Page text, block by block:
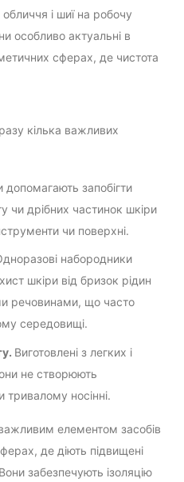
і шиї на робочу
особливо актуальні в
сферах, де чистота
кілька важливих
допомагають запобігти
чи дрібних частинок шкіри
чи поверхні.
набородники
шкіри від бризок рідин
речовинами, що часто
середовищі.
Виготовлені з легких і
не створюють
тривалому носінні.
елементом засобів
де діють підвищені
Вони забезпечують ізоляцію